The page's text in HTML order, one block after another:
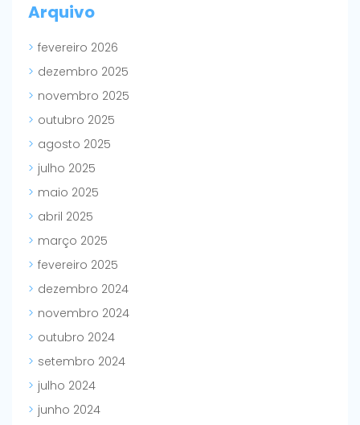
Arquivo
fevereiro 2026
dezembro 2025
novembro 2025
outubro 2025
agosto 2025
julho 2025
maio 2025
abril 2025
março 2025
fevereiro 2025
dezembro 2024
novembro 2024
outubro 2024
setembro 2024
julho 2024
junho 2024